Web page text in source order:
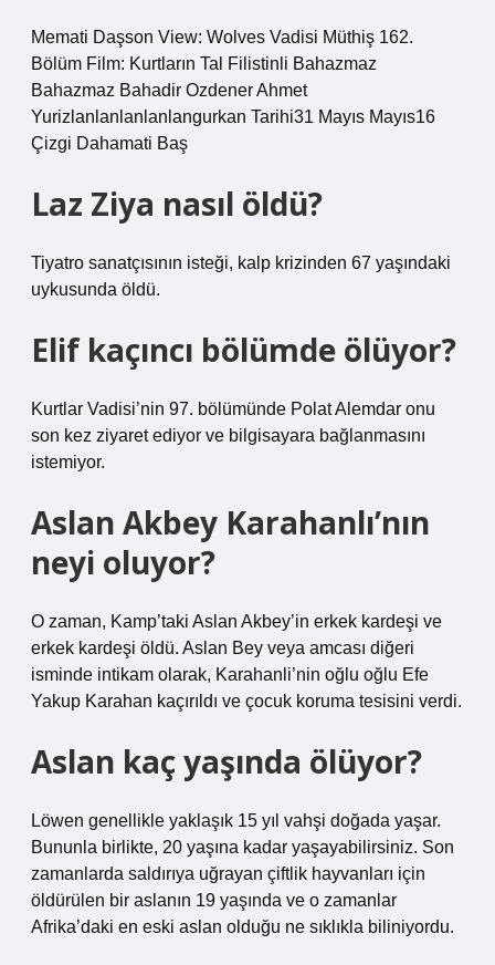
Memati Daşson View: Wolves Vadisi Müthiş 162.
Bölüm Film: Kurtların Tal Filistinli Bahazmaz
Bahazmaz Bahadir Ozdener Ahmet
Yurizlanlanlanlanlangurkan Tarihi31 Mayıs Mayıs16
Çizgi Dahamati Baş
Laz Ziya nasıl öldü?
Tiyatro sanatçısının isteği, kalp krizinden 67 yaşındaki
uykusunda öldü.
Elif kaçıncı bölümde ölüyor?
Kurtlar Vadisi’nin 97. bölümünde Polat Alemdar onu
son kez ziyaret ediyor ve bilgisayara bağlanmasını
istemiyor.
Aslan Akbey Karahanlı’nın
neyi oluyor?
O zaman, Kamp’taki Aslan Akbey’in erkek kardeşi ve
erkek kardeşi öldü. Aslan Bey veya amcası diğeri
isminde intikam olarak, Karahanli’nin oğlu oğlu Efe
Yakup Karahan kaçırıldı ve çocuk koruma tesisini verdi.
Aslan kaç yaşında ölüyor?
Löwen genellikle yaklaşık 15 yıl vahşi doğada yaşar.
Bununla birlikte, 20 yaşına kadar yaşayabilirsiniz. Son
zamanlarda saldırıya uğrayan çiftlik hayvanları için
öldürülen bir aslanın 19 yaşında ve o zamanlar
Afrika’daki en eski aslan olduğu ne sıklıkla biliniyordu.